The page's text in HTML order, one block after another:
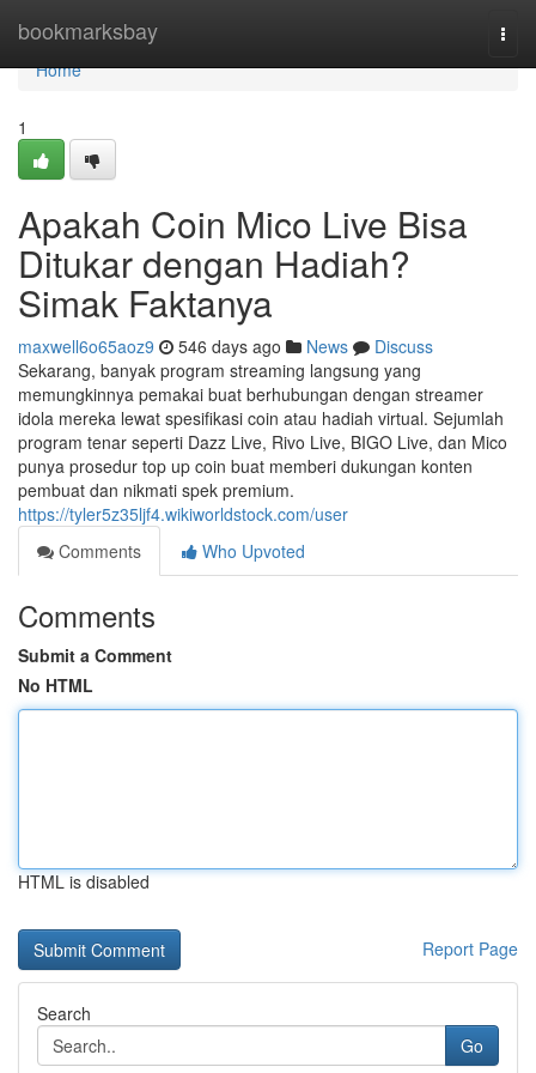
bookmarksbay
Home
Home
1
Apakah Coin Mico Live Bisa
Ditukar dengan Hadiah?
Simak Faktanya
maxwell6o65aoz9 546 days ago News
Discuss
Sekarang, banyak program streaming langsung yang
memungkinnya pemakai buat berhubungan dengan streamer
idola mereka lewat spesifikasi coin atau hadiah virtual. Sejumlah
program tenar seperti Dazz Live, Rivo Live, BIGO Live, dan Mico
punya prosedur top up coin buat memberi dukungan konten
pembuat dan nikmati spek premium.
https://tyler5z35ljf4.wikiworldstock.com/user
Comments
Who Upvoted
Comments
Submit a Comment
No HTML
HTML is disabled
Report Page
Search
Go